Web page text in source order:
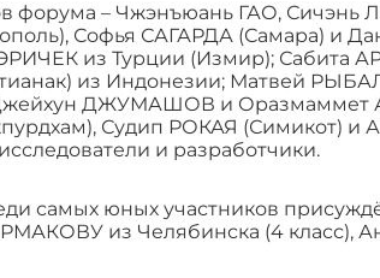
форума – Чжэнъюань ГАО,
Софья САГАРДА (Самара) и
из Турции (Измир); Сабита
из Индонезии; Матвей
ДЖУМАШОВ и Оразмаммет
Судип РОКАЯ (Симикот) и
и разработчики.
самых юных участников
из Челябинска (4 класс),